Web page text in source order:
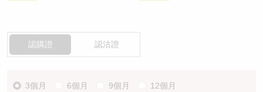
認購證 認沽證
3個月 6個月 9個月 12個月